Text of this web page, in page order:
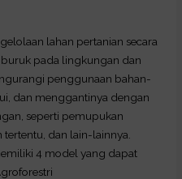
lahan pertanian secara
pada lingkungan dan
penggunaan bahan-
dan menggantinya dengan
seperti pemupukan
dan lain-lainnya.
4 model yang dapat